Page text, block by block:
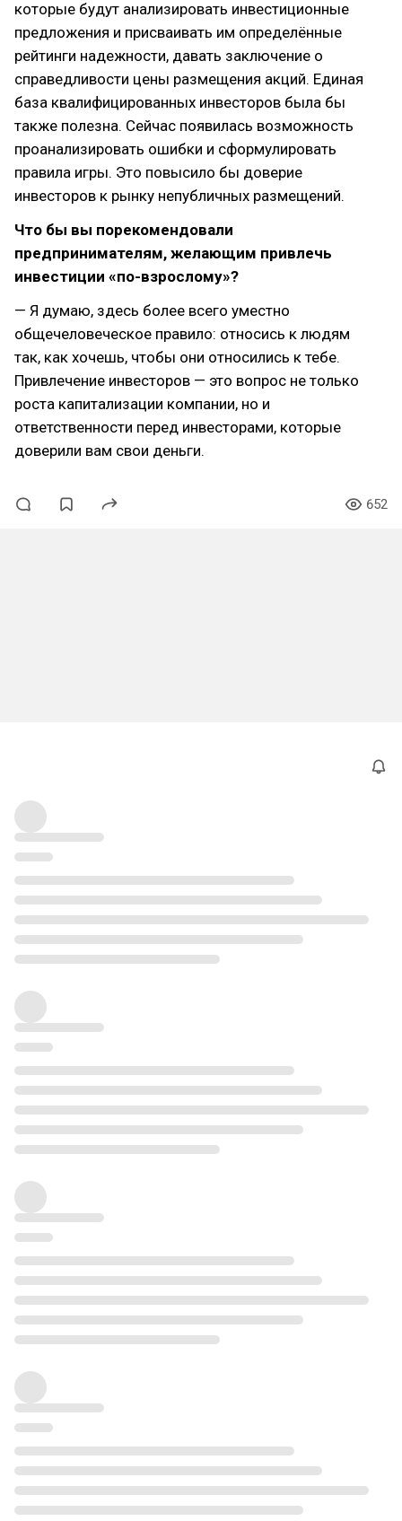
которые будут анализировать инвестиционные
предложения и присваивать им определённые
рейтинги надежности, давать заключение о
справедливости цены размещения акций. Единая
база квалифицированных инвесторов была бы
также полезна. Сейчас появилась возможность
проанализировать ошибки и сформулировать
правила игры. Это повысило бы доверие
инвесторов к рынку непубличных размещений.
Что бы вы порекомендовали
предпринимателям, желающим привлечь
инвестиции «по-взрослому»?
— Я думаю, здесь более всего уместно
общечеловеческое правило: относись к людям
так, как хочешь, чтобы они относились к тебе.
Привлечение инвесторов — это вопрос не только
роста капитализации компании, но и
ответственности перед инвесторами, которые
доверили вам свои деньги.
652